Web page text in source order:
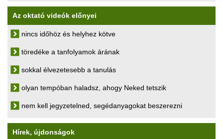
Az oktató videók előnyei
nincs időhöz és helyhez kötve
töredéke a tanfolyamok árának
sokkal élvezetesebb a tanulás
olyan tempóban haladsz, ahogy Neked tetszik
nem kell jegyzetelned, segédanyagokat beszerezni
Hírek, újdonságok